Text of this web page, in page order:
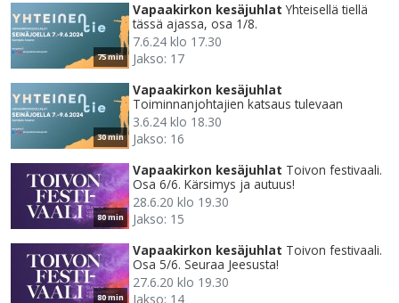
75 min
Vapaakirkon kesäjuhlat Yhteisellä tiellä
tässä ajassa, osa 1/8.
7.6.24 klo 17.30
Jakso: 17
30 min
Vapaakirkon kesäjuhlat
Toiminnanjohtajien katsaus tulevaan
3.6.24 klo 18.30
Jakso: 16
80 min
Vapaakirkon kesäjuhlat Toivon festivaali.
Osa 6/6. Kärsimys ja autuus!
28.6.20 klo 19.30
Jakso: 15
80 min
Vapaakirkon kesäjuhlat Toivon festivaali.
Osa 5/6. Seuraa Jeesusta!
27.6.20 klo 19.30
Jakso: 14